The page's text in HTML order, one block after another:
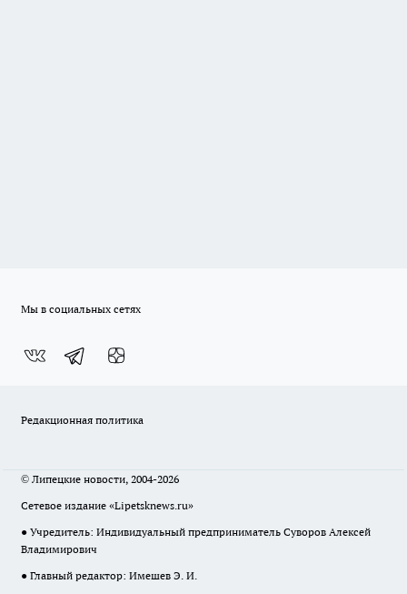
Мы в социальных сетях
Редакционная политика
© Липецкие новости, 2004-2026
Сетевое издание «Lipetsknews.ru»
● Учредитель: Индивидуальный предприниматель Суворов Алексей
Владимирович
● Главный редактор: Имешев Э. И.